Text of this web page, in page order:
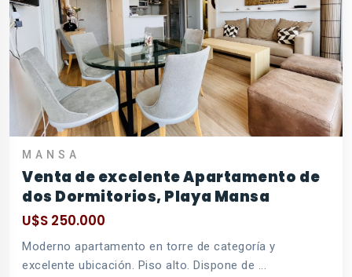
MANSA
Venta de excelente Apartamento de
dos Dormitorios, Playa Mansa
U$S 250.000
Moderno apartamento en torre de categoría y
excelente ubicación. Piso alto. Dispone de ...